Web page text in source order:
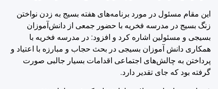
این مقام مسئول در مورد برنامه‌های هفته بسیج به زدن نواختن
زنگ بسیج در مدرسه فخریه با حضور جمعی از دانش‌آموزان
بسیجی و مسئولین اشاره کرد و افزود: در مدرسه فخریه با
همکاری دانش آموزان بسیجی در بحث حجاب و مبارزه با اعتیاد و
پرداختن به چالش‌های اجتماعی اقدامات بسیار جالبی صورت
گرفته بود که جای تقدیر دارد.